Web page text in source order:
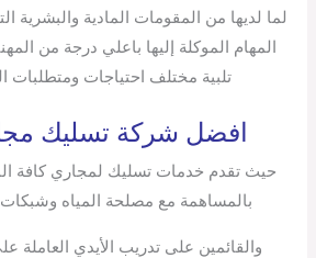
لما لديها من المقومات المادية والبشرية
المهام الموكلة إليها باعلي درجة من
تلبية مختلف احتياجات ومتطلبات
افضل شركة تسليك
حيث تقدم خدمات تسليك لمجاري كافة
بالمساهمة مع مصلحة المياه
والقائمين على تدريب الأيدي العاملة